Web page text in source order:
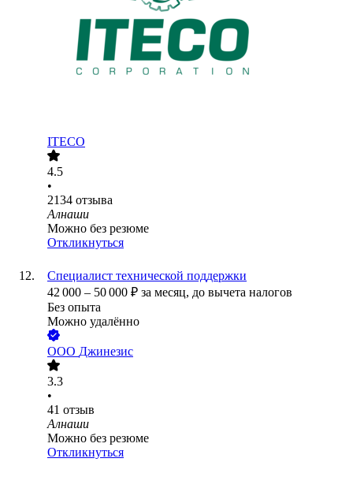
ITECO
4.5
•
2134 отзыва
Алнаши
Можно без резюме
Откликнуться
Специалист технической поддержки
42 000 – 50 000 ₽ за месяц, до вычета налогов
Без опыта
Можно удалённо
ООО Джинезис
3.3
•
41 отзыв
Алнаши
Можно без резюме
Откликнуться